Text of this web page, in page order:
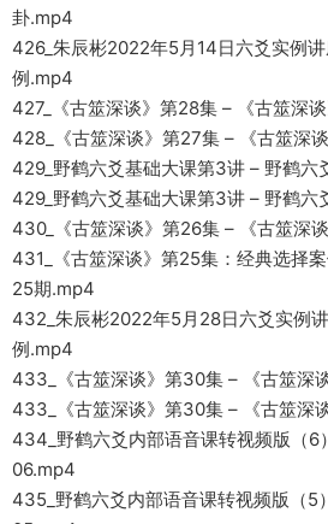
卦.mp4
426_朱辰彬2022年5月14日六爻实例
例.mp4
427_《古筮深谈》第28集 – 《古筮深
428_《古筮深谈》第27集 – 《古筮深
429_野鹤六爻基础大课第3讲 – 野鹤六
429_野鹤六爻基础大课第3讲 – 野鹤六
430_《古筮深谈》第26集 – 《古筮深
431_《古筮深谈》第25集：经典选择
25期.mp4
432_朱辰彬2022年5月28日六爻实例
例.mp4
433_《古筮深谈》第30集 – 《古筮深
433_《古筮深谈》第30集 – 《古筮深
434_野鹤六爻内部语音课转视频版（6
06.mp4
435_野鹤六爻内部语音课转视频版（5